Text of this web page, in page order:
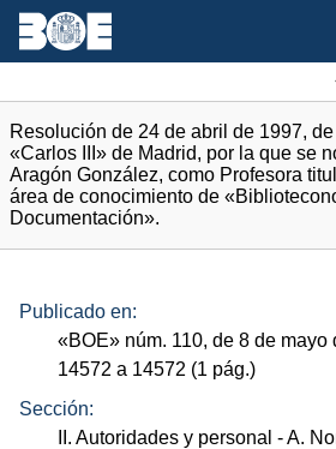
Resolución de 24 de abril de 1997,
«Carlos III» de Madrid, por la que se
Aragón González, como Profesora
área de conocimiento de
Documentación».
Publicado en:
«BOE» núm. 110, de 8 de
14572 a 14572 (1 pág.)
Sección:
II. Autoridades y personal - A.